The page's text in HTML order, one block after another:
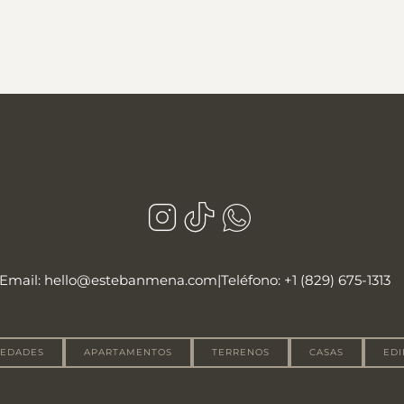
Email: hello@estebanmena.com|Teléfono: +1 (829) 675-1313
APARTAMENTOS TERRENOS CASAS